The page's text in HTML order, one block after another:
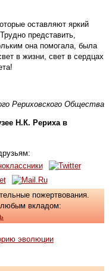
оставляют яркий
представить,
она помогала, была
в жизни, свет в сердцах
Рериховского Общества
Н.К. Рериха в
пожертвования.
любым вкладом:
эволюции